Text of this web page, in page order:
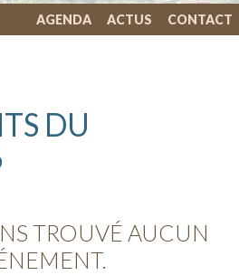
AGENDA ACTUS CONTACT
DU
TROUVÉ AUCUN